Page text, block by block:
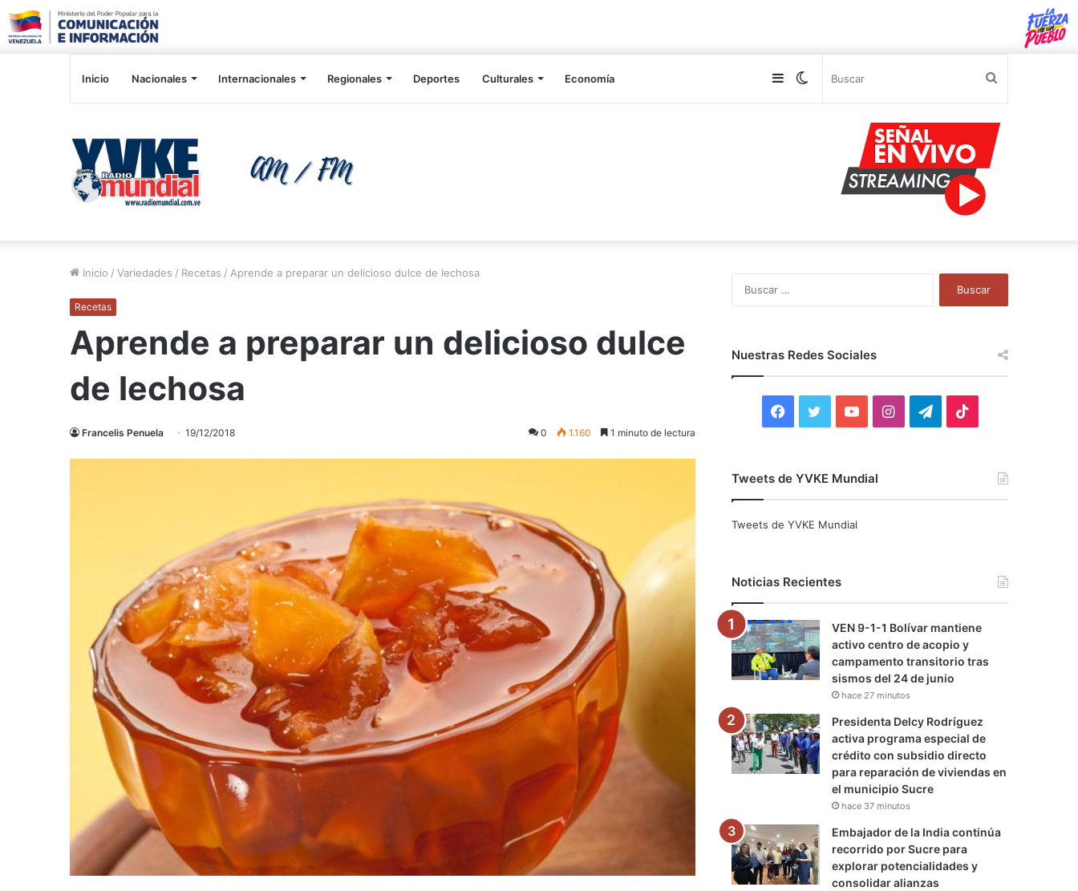
Inicio Nacionales Internacionales Regionales Deportes Culturales Economía Switch
Sidebar
Inicio / Variedades / Recetas / Aprende a preparar un delicioso dulce de lechosa
Recetas
Aprende a preparar un delicioso dulce
de lechosa
Francelis Penuela 19/12/2018 0 1.160 1 minuto de lectura
Nuestras Redes Sociales
F
c
o
k
i
r
Y
u
e
I
r
a
m
T
a
m
Tweets de YVKE Mundial
Tweets de YVKE Mundial
Noticias Recientes
VEN 9-1-1 Bolívar mantiene
activo centro de acopio y
campamento transitorio tras
sismos del 24 de junio
hace 27 minutos
Presidenta Delcy Rodríguez
activa programa especial de
crédito con subsidio directo
para reparación de viviendas en
el municipio Sucre
hace 37 minutos
Embajador de la India continúa
recorrido por Sucre para
explorar potencialidades y
consolidar alianzas